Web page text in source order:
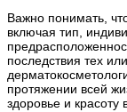
Важно понимать,
включая тип,
последствия тех
протяжении всей
здоровье и красоту